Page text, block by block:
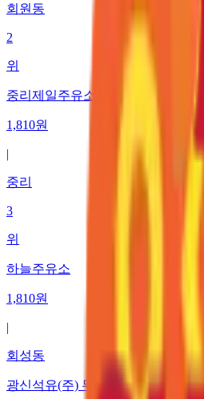
회원동
2
위
중리제일주유소 (주)경남에너지판매
1,810원
|
중리
3
위
하늘주유소
1,810원
|
회성동
광신석유(주) 무학주유소